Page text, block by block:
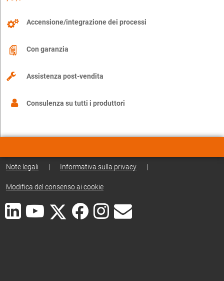
Accensione/integrazione dei processi
Con garanzia
Assistenza post-vendita
Consulenza su tutti i produttori
Note legali | Informativa sulla privacy |
Modifica del consenso ai cookie